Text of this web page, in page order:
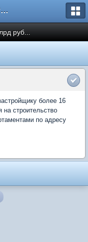
Форум Новостройки
руб...
более 16
на строительство
по адресу